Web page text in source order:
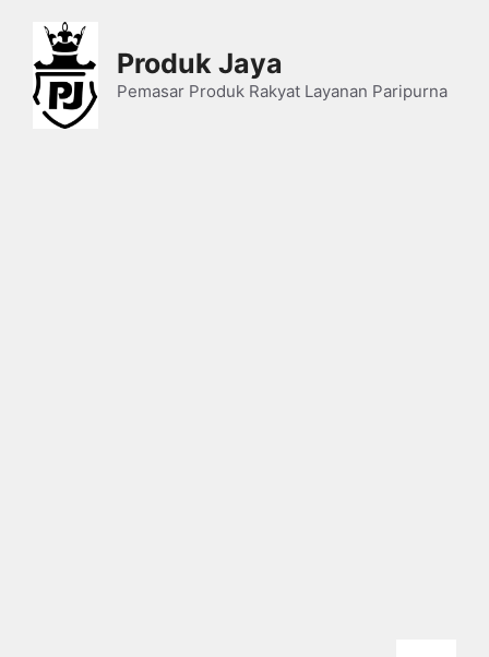
content
Produk Jaya
Pemasar Produk Rakyat Layanan Paripurna